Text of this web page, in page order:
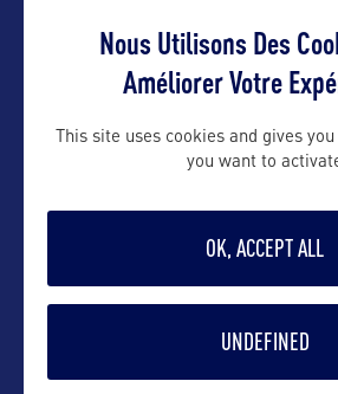
Suivre
Nous Utilisons Des
Améliorer Votre
This site uses cookies and gives
you want to
OK, ACCEPT ALL
UNDEFINED